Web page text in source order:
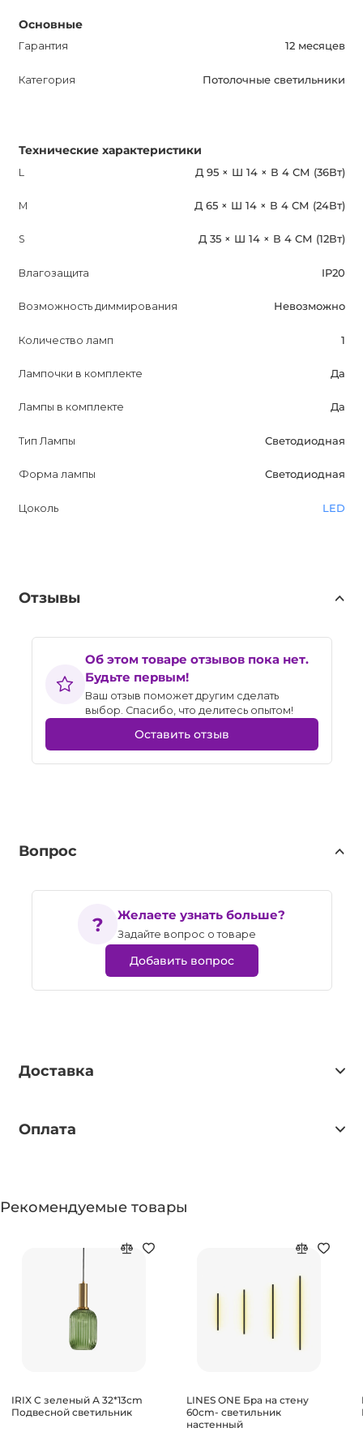
Основные
Гарантия 12 месяцев
Категория Потолочные светильники
Технические характеристики
L Д 95 × Ш 14 × В 4 СМ (36Вт)
M Д 65 × Ш 14 × В 4 СМ (24Вт)
S Д 35 × Ш 14 × В 4 СМ (12Вт)
Влагозащита IP20
Возможность диммирования Невозможно
Количество ламп 1
Лампочки в комплекте Да
Лампы в комплекте Да
Тип Лампы Светодиодная
Форма лампы Светодиодная
Цоколь LED
Отзывы
Об этом товаре отзывов пока нет.
Будьте первым!
Ваш отзыв поможет другим сделать
выбор. Спасибо, что делитесь опытом!
Оставить отзыв
Вопрос
Желаете узнать больше?
Задайте вопрос о товаре
Добавить вопрос
Доставка
Оплата
Рекомендуемые товары
IRIX C зеленый А 32*13cm
Подвесной светильник
LINES ONE Бра на стену
60cm- светильник
настенный